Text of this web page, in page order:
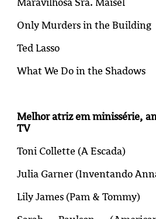
Only Murders in the Building
Ted Lasso
What We Do in the Shadows
Melhor atriz em minissérie,
TV
Toni Collette (A Escada)
Julia Garner (Inventando
Lily James (Pam & Tommy)